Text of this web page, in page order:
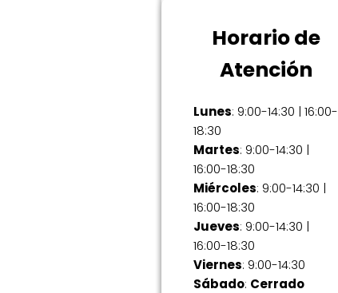
Horario de
Atención
Lunes: 9:00-14:30 | 16:00-
18:30
Martes: 9:00-14:30 |
16:00-18:30
Miércoles: 9:00-14:30 |
16:00-18:30
Jueves: 9:00-14:30 |
16:00-18:30
Viernes: 9:00-14:30
Sábado: Cerrado